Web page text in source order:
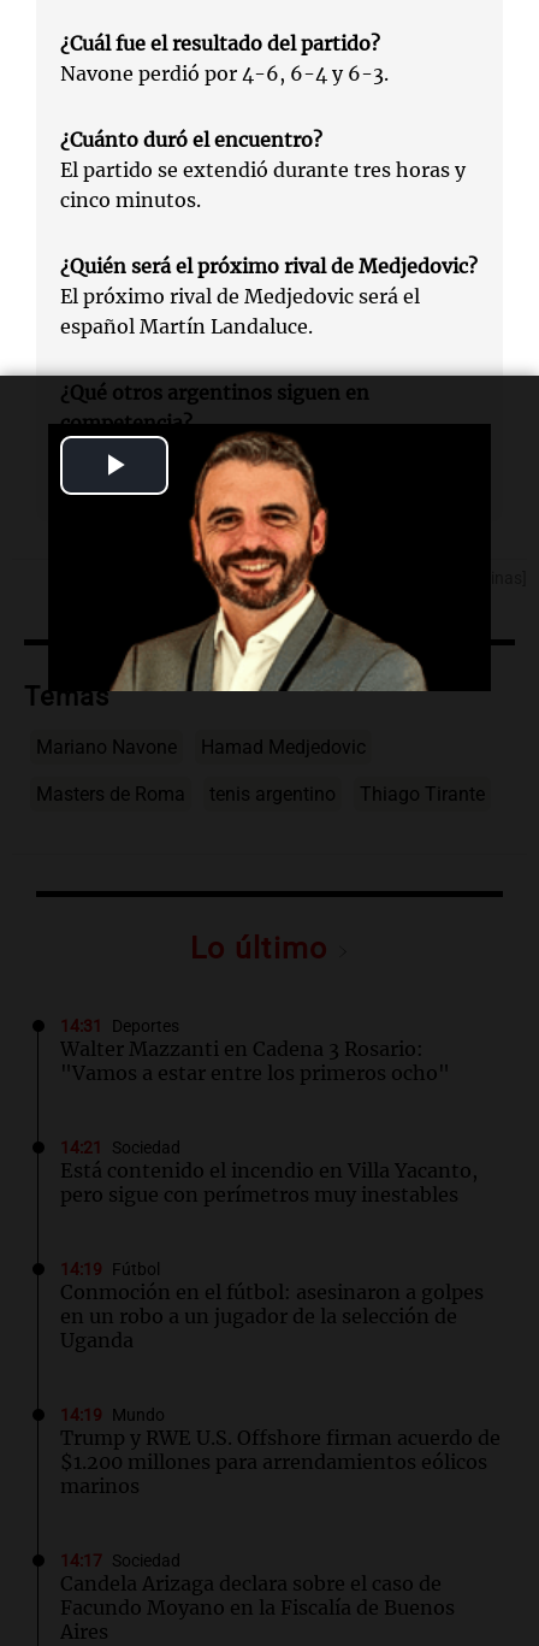
Play
Video
¿Cuál fue el resultado del partido?
Navone perdió por 4-6, 6-4 y 6-3.
¿Cuánto duró el encuentro?
El partido se extendió durante tres horas y
cinco minutos.
¿Quién será el próximo rival de Medjedovic?
El próximo rival de Medjedovic será el
español Martín Landaluce.
¿Qué otros argentinos siguen en
competencia?
Thiago Tirante es el último argentino en
carrera y jugará contra Flavio Cobolli.
[Fuente: Noticias Argentinas]
Temas
Mariano Navone Hamad Medjedovic
Masters de Roma tenis argentino Thiago Tirante
Lo último
14:31 Deportes
Walter Mazzanti en Cadena 3 Rosario:
"Vamos a estar entre los primeros ocho"
14:21 Sociedad
Está contenido el incendio en Villa Yacanto,
pero sigue con perímetros muy inestables
14:19 Fútbol
Conmoción en el fútbol: asesinaron a golpes
en un robo a un jugador de la selección de
Uganda
14:19 Mundo
Trump y RWE U.S. Offshore firman acuerdo de
$1.200 millones para arrendamientos eólicos
marinos
14:17 Sociedad
Candela Arizaga declara sobre el caso de
Facundo Moyano en la Fiscalía de Buenos
Aires